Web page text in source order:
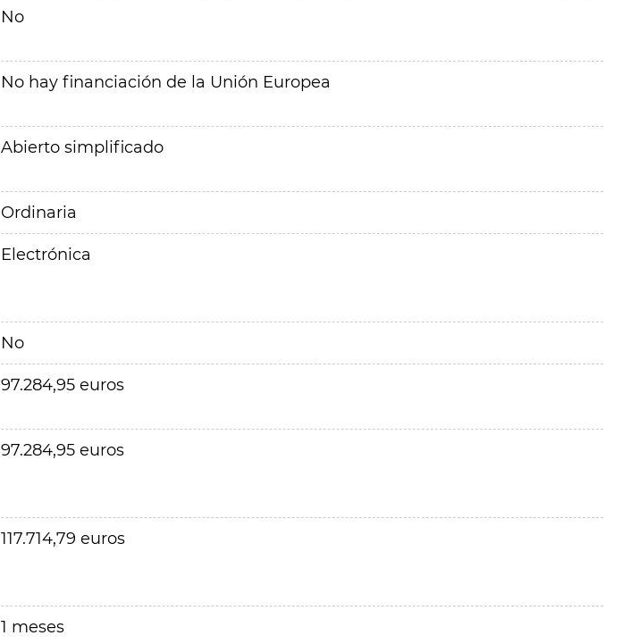
No
No hay financiación de la Unión Europea
Abierto simplificado
Ordinaria
Electrónica
No
97.284,95 euros
97.284,95 euros
117.714,79 euros
1 meses